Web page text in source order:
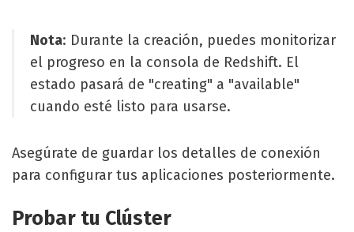
Nota: Durante la creación, puedes monitorizar
el progreso en la consola de Redshift. El
estado pasará de "creating" a "available"
cuando esté listo para usarse.
Asegúrate de guardar los detalles de conexión
para configurar tus aplicaciones posteriormente.
Probar tu Clúster